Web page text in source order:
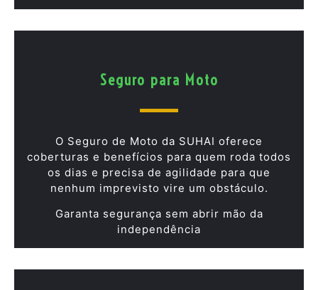
Seguro para Moto
O Seguro de Moto da SUHAI oferece
coberturas e benefícios para quem roda todos
os dias e precisa de agilidade para que
nenhum imprevisto vire um obstáculo.
Garanta segurança sem abrir mão da
independência